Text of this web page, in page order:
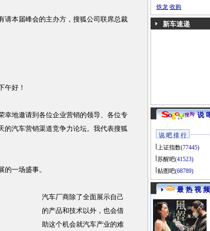
本届峰会的主办方，搜狐公司联席总裁
好！
地邀请到各位企业营销的领导、各位专
的汽车营销渠道竞争力论坛。我代表搜狐
一场盛事。
汽车厂商除了全面展示自己
的产品和技术以外，也会借
助这个机会就汽车产业的难
铁龙 收购
新车速递
说
说 吧 排 行
上证指数(77445)
苏醒吧(41523)
贴图吧(68789)
最 热 视 频